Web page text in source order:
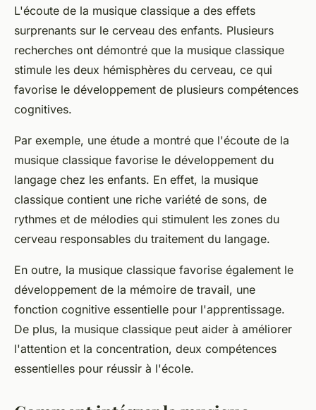
L'écoute de la musique classique a des effets
surprenants sur le cerveau des enfants. Plusieurs
recherches ont démontré que la musique classique
stimule les deux hémisphères du cerveau, ce qui
favorise le développement de plusieurs compétences
cognitives.
Par exemple, une étude a montré que l'écoute de la
musique classique favorise le développement du
langage chez les enfants. En effet, la musique
classique contient une riche variété de sons, de
rythmes et de mélodies qui stimulent les zones du
cerveau responsables du traitement du langage.
En outre, la musique classique favorise également le
développement de la mémoire de travail, une
fonction cognitive essentielle pour l'apprentissage.
De plus, la musique classique peut aider à améliorer
l'attention et la concentration, deux compétences
essentielles pour réussir à l'école.